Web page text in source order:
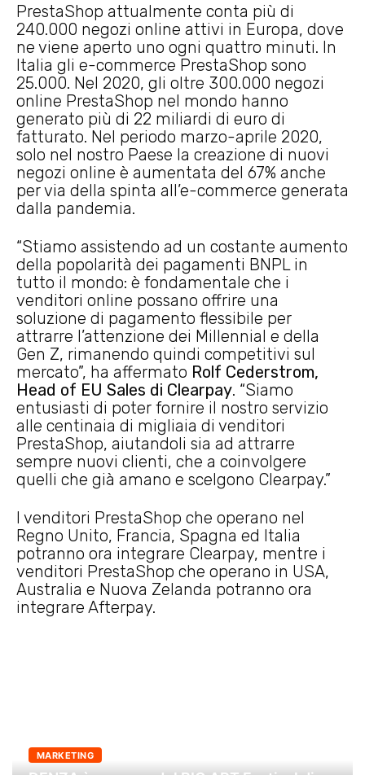
PrestaShop attualmente conta più di
240.000 negozi online attivi in Europa, dove
ne viene aperto uno ogni quattro minuti. In
Italia gli e-commerce PrestaShop sono
25.000. Nel 2020, gli oltre 300.000 negozi
online PrestaShop nel mondo hanno
generato più di 22 miliardi di euro di
fatturato. Nel periodo marzo-aprile 2020,
solo nel nostro Paese la creazione di nuovi
negozi online è aumentata del 67% anche
per via della spinta all’e-commerce generata
dalla pandemia.
“Stiamo assistendo ad un costante aumento
della popolarità dei pagamenti BNPL in
tutto il mondo: è fondamentale che i
venditori online possano offrire una
soluzione di pagamento flessibile per
attrarre l’attenzione dei Millennial e della
Gen Z, rimanendo quindi competitivi sul
mercato”, ha affermato Rolf Cederstrom,
Head of EU Sales di Clearpay. “Siamo
entusiasti di poter fornire il nostro servizio
alle centinaia di migliaia di venditori
PrestaShop, aiutandoli sia ad attrarre
sempre nuovi clienti, che a coinvolgere
quelli che già amano e scelgono Clearpay.”
I venditori PrestaShop che operano nel
Regno Unito, Francia, Spagna ed Italia
potranno ora integrare Clearpay, mentre i
venditori PrestaShop che operano in USA,
Australia e Nuova Zelanda potranno ora
integrare Afterpay.
MARKETING